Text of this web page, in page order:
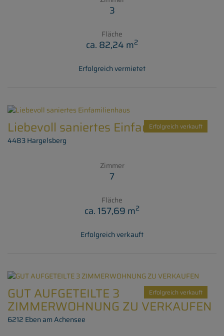
3
Fläche
ca. 82,24 m2
Erfolgreich vermietet
Erfolgreich verkauft
Liebevoll saniertes Einfamilienhaus
4483 Hargelsberg
Zimmer
7
Fläche
ca. 157,69 m2
Erfolgreich verkauft
Erfolgreich verkauft
GUT AUFGETEILTE 3
ZIMMERWOHNUNG ZU VERKAUFEN
6212 Eben am Achensee